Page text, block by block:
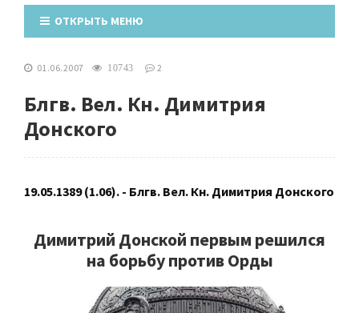
ОТКРЫТЬ МЕНЮ
01.06.2007 10743 2
Блгв. Вел. Кн. Димитрия
Донского
19.05.1389 (1.06). - Блгв. Вел. Кн. Димитрия Донского
Димитрий Донской первым решился
на борьбу против Орды